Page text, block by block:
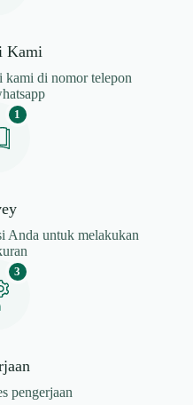
Kami
kami di nomor telepon
1
Anda untuk melakukan
3
pengerjaan